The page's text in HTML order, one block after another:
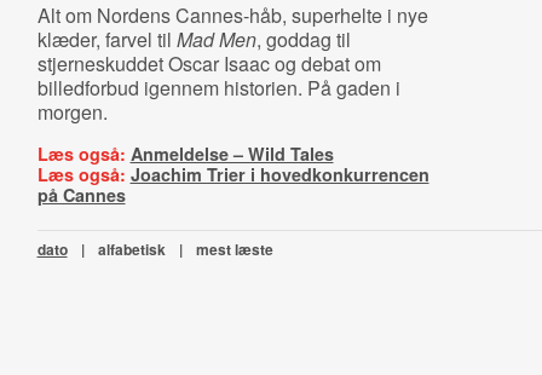
Alt om Nordens Cannes-håb, superhelte i nye
klæder, farvel til Mad Men, goddag til
stjerneskuddet Oscar Isaac og debat om
billedforbud igennem historien. På gaden i
morgen.
Læs også: Anmeldelse – Wild Tales
Læs også: Joachim Trier i hovedkonkurrencen
på Cannes
dato | alfabetisk | mest læste